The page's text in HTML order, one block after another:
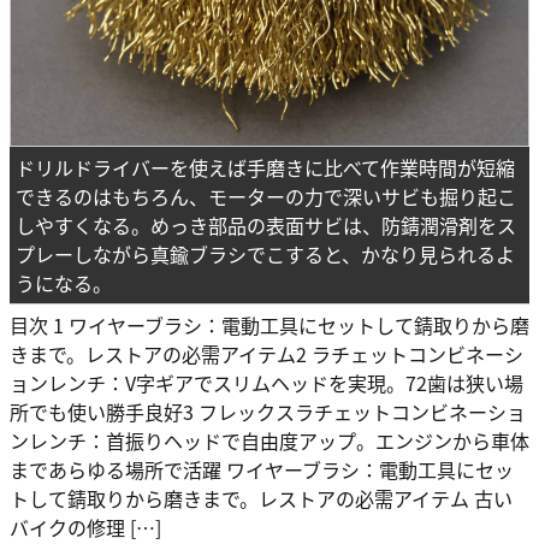
ドリルドライバーを使えば手磨きに比べて作業時間が短縮
できるのはもちろん、モーターの力で深いサビも掘り起こ
しやすくなる。めっき部品の表面サビは、防錆潤滑剤をス
プレーしながら真鍮ブラシでこすると、かなり見られるよ
うになる。
目次 1 ワイヤーブラシ：電動工具にセットして錆取りから磨
きまで。レストアの必需アイテム2 ラチェットコンビネーシ
ョンレンチ：V字ギアでスリムヘッドを実現。72歯は狭い場
所でも使い勝手良好3 フレックスラチェットコンビネーショ
ンレンチ：首振りヘッドで自由度アップ。エンジンから車体
まであらゆる場所で活躍 ワイヤーブラシ：電動工具にセッ
トして錆取りから磨きまで。レストアの必需アイテム 古い
バイクの修理 […]